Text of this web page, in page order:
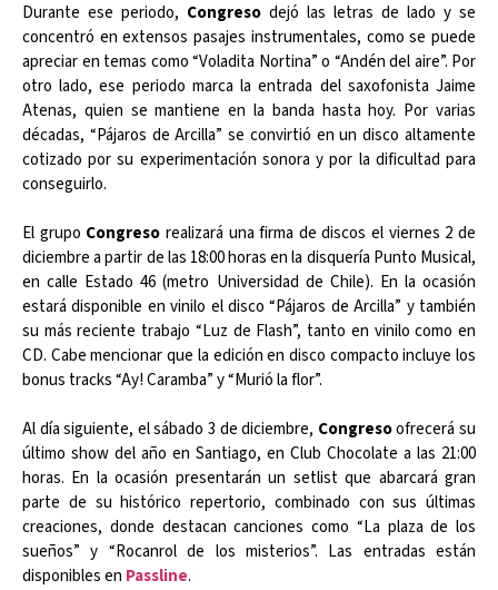
Durante ese periodo, Congreso dejó las letras de lado y se
concentró en extensos pasajes instrumentales, como se puede
apreciar en temas como “Voladita Nortina” o “Andén del aire”. Por
otro lado, ese periodo marca la entrada del saxofonista Jaime
Atenas, quien se mantiene en la banda hasta hoy. Por varias
décadas, “Pájaros de Arcilla” se convirtió en un disco altamente
cotizado por su experimentación sonora y por la dificultad para
conseguirlo.
El grupo Congreso realizará una firma de discos el viernes 2 de
diciembre a partir de las 18:00 horas en la disquería Punto Musical,
en calle Estado 46 (metro Universidad de Chile). En la ocasión
estará disponible en vinilo el disco “Pájaros de Arcilla” y también
su más reciente trabajo “Luz de Flash”, tanto en vinilo como en
CD. Cabe mencionar que la edición en disco compacto incluye los
bonus tracks “Ay! Caramba” y “Murió la flor”.
Al día siguiente, el sábado 3 de diciembre, Congresoofrecerá su
último show del año en Santiago, en Club Chocolate a las 21:00
horas. En la ocasión presentarán un setlist que abarcará gran
parte de su histórico repertorio, combinado con sus últimas
creaciones, donde destacan canciones como “La plaza de los
sueños” y “Rocanrol de los misterios”. Las entradas están
disponibles en Passline.